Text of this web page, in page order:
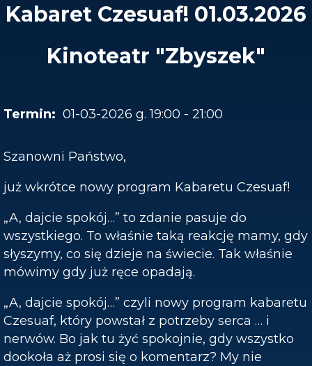
Kabaret Czesuaf! 01.03.2026
Kinoteatr "Zbyszek"
01-03-2026 g. 19:00 - 21:00
Szanowni Państwo,
już wkrótce nowy program Kabaretu Czesuaf!
„A, dajcie spokój…” to zdanie pasuje do
wszystkiego. To właśnie taką reakcję mamy, gdy
słyszymy, co się dzieje na świecie. Tak właśnie
mówimy gdy już ręce opadają.
„A, dajcie spokój…” czyli nowy program kabaretu
Czesuaf, który powstał z potrzeby serca … i
nerwów. Bo jak tu żyć spokojnie, gdy wszystko
dookoła aż prosi się o komentarz? My nie